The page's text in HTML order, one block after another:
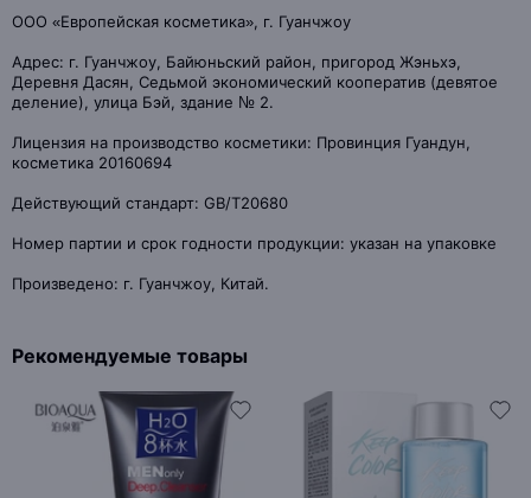
ООО «Европейская косметика», г. Гуанчжоу
Адрес: г. Гуанчжоу, Байюньский район, пригород Жэньхэ,
Деревня Дасян, Седьмой экономический кооператив (девятое
деление), улица Бэй, здание № 2.
Лицензия на производство косметики: Провинция Гуандун,
косметика 20160694
Действующий стандарт: GB/T20680
Номер партии и срок годности продукции: указан на упаковке
Произведено: г. Гуанчжоу, Китай.
Рекомендуемые товары